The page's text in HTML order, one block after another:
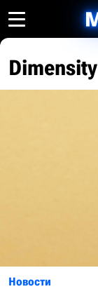
Dimensity
Новости